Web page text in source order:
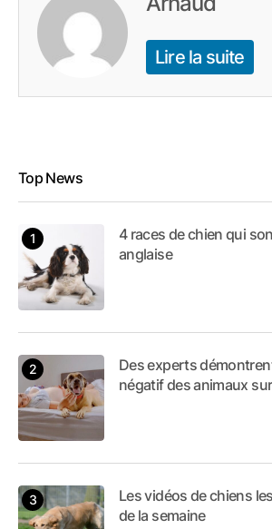
Lire la suite
Top News
4 races de chien qui
anglaise
Des experts
négatif des animaux
Les vidéos de chiens
de la semaine